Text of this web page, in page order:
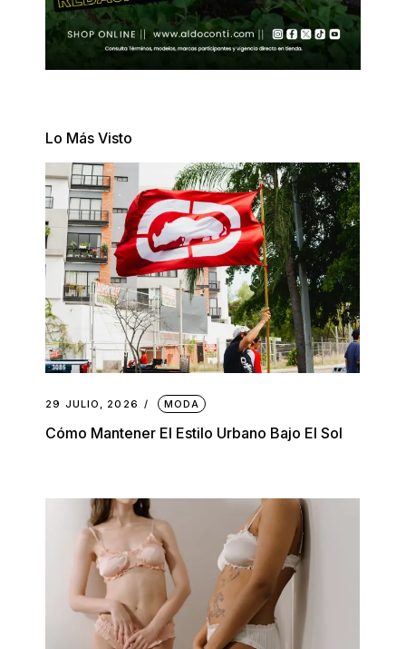
Lo Más Visto
29 JULIO, 2026 MODA
Cómo Mantener El Estilo Urbano Bajo El Sol